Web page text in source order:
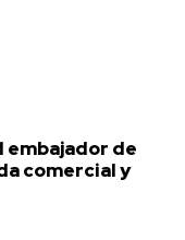
embajador de
comercial y